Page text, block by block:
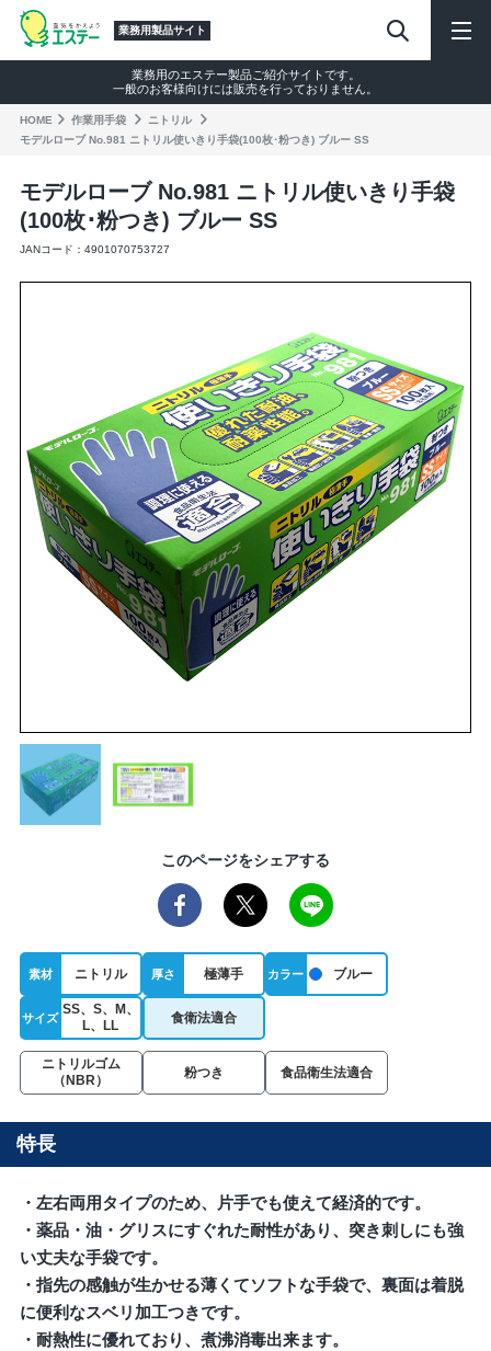
業務用製品サイト
業務用のエステー製品ご紹介サイトです。
一般のお客様向けには販売を行っておりません。
HOME 作業⽤⼿袋
ニトリル
モデルローブ No.981 ニトリル使いきり手袋(100枚･粉つき) ブルー SS
モデルローブ No.981 ニトリル使いきり手袋
(100枚･粉つき) ブルー SS
JANコード：4901070753727
このページをシェアする
素材 ニトリル 厚さ 極薄手 カラー ブルー
サイズ
SS、S、M、
L、LL
食衛法適合
ニトリルゴム
（NBR）
粉つき 食品衛生法適合
特長
・左右両用タイプのため、片手でも使えて経済的です。
・薬品・油・グリスにすぐれた耐性があり、突き刺しにも強
い丈夫な手袋です。
・指先の感触が生かせる薄くてソフトな手袋で、裏面は着脱
に便利なスベリ加工つきです。
・耐熱性に優れており、煮沸消毒出来ます。